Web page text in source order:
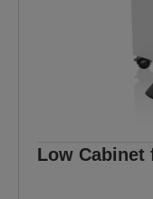
Low Cabinet